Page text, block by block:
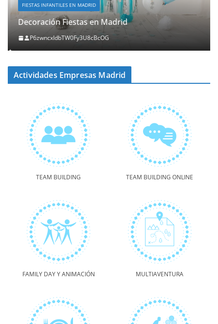
FIESTAS INFANTILES EN MADRID
Decoración Fiestas en Madrid
P6zwncxIdbTW0Fy3U8cBcOG
Actividades Empresas Madrid
TEAM BUILDING TEAM BUILDING ONLINE
FAMILY DAY Y ANIMACIÓN MULTIAVENTURA